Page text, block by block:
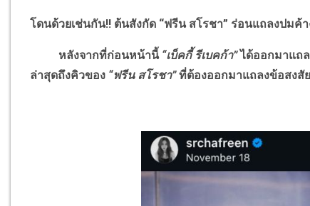
โดนด้วยเช่นกัน!! ต้นสังกัด “ฟรีน สโรชา” ร่อนแถลงปม
หลังจากที่ก่อนหน้านี้ “เบ็คกี้ รีเบคก้า”ได้ออกมาแถ
ล่าสุดถึงคิวของ “ฟรีน สโรชา”ที่ต้องออกมาแถลงข้อสงสั